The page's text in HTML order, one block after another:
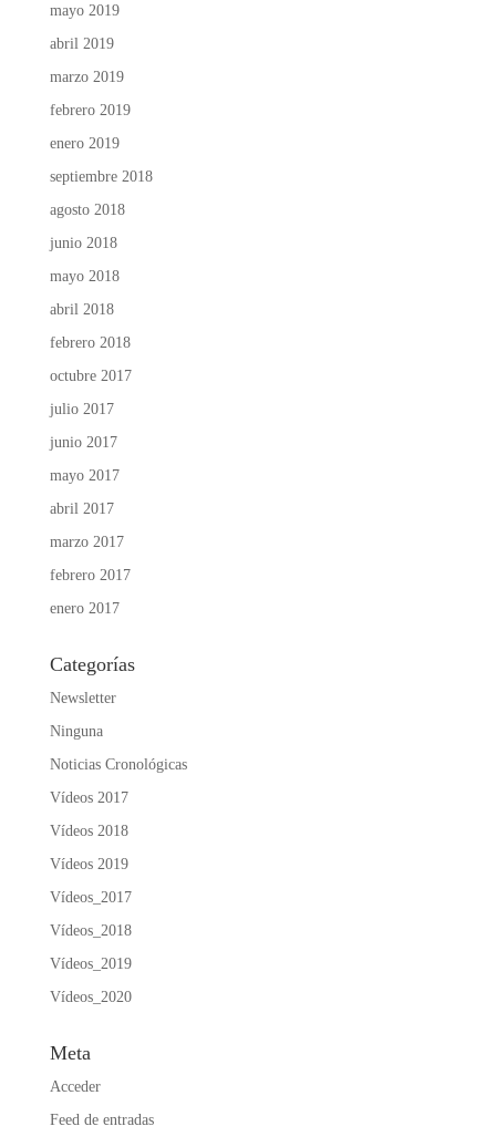
mayo 2019
abril 2019
marzo 2019
febrero 2019
enero 2019
septiembre 2018
agosto 2018
junio 2018
mayo 2018
abril 2018
febrero 2018
octubre 2017
julio 2017
junio 2017
mayo 2017
abril 2017
marzo 2017
febrero 2017
enero 2017
Categorías
Newsletter
Ninguna
Noticias Cronológicas
Vídeos 2017
Vídeos 2018
Vídeos 2019
Vídeos_2017
Vídeos_2018
Vídeos_2019
Vídeos_2020
Meta
Acceder
Feed de entradas